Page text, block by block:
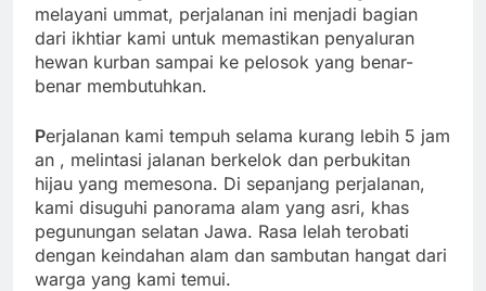
melayani ummat, perjalanan ini menjadi bagian
dari ikhtiar kami untuk memastikan penyaluran
hewan kurban sampai ke pelosok yang benar-
benar membutuhkan.
Perjalanan kami tempuh selama kurang lebih 5 jam
an , melintasi jalanan berkelok dan perbukitan
hijau yang memesona. Di sepanjang perjalanan,
kami disuguhi panorama alam yang asri, khas
pegunungan selatan Jawa. Rasa lelah terobati
dengan keindahan alam dan sambutan hangat dari
warga yang kami temui.